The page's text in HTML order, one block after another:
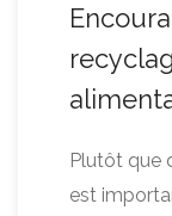
Plutôt que
est